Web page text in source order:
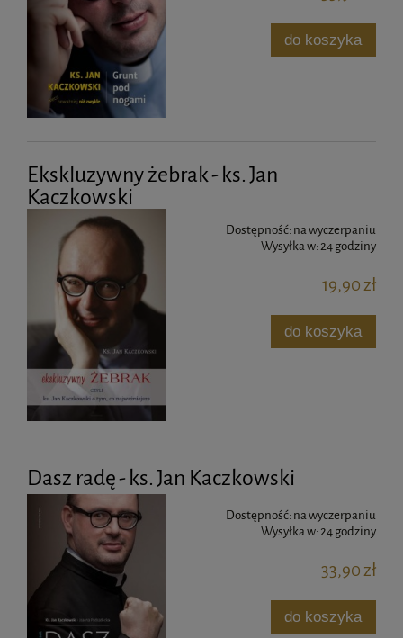
do koszyka
Ekskluzywny żebrak - ks. Jan
Kaczkowski
Dostępność: na wyczerpaniu
Wysyłka w:24 godziny
19,90 zł
do koszyka
Dasz radę - ks. Jan Kaczkowski
Dostępność: na wyczerpaniu
Wysyłka w:24 godziny
33,90 zł
do koszyka